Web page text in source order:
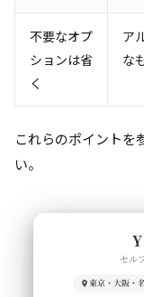
不要なオプ
ションは省
く
ア
な
これらのポイントを
い。
セル
東京・大阪・